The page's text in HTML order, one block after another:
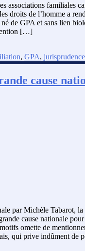
associations familiales
droits de l’homme a
de GPA et sans lien
[…]
, GPA, jurisprudence
cause
par Michèle Tabarot,
cause nationale
omette de
qui prive indûment de